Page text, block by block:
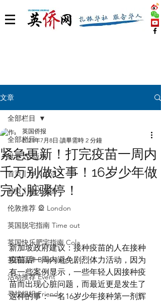
文章
全部栏目
世界 🌎 版块
首页丨华人生活
首页丨融入英国
伦敦推荐 🎡 London
英国脱宅指南 Time out
英国快乐肥宅指南 Cola
英国品牌 Branding
活动推荐 Event
寻找组织 Friends
全部栏目
紧急更新！打完疫苗一周内
千万别做这事！16岁少年做
完心脏骤停！
英国侨报
2021年7月8日 讀畢需時 2 分鐘
新加坡政府建议：接种疫苗的人在接种
疫苗后一周内避免剧烈体力活动，因为
有一些案例显示，一些年轻人因接种疫
苗而出现心脏问题，而最近更是发生了
这样的事：一名16岁少年接种第一剂辉